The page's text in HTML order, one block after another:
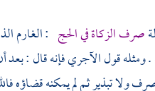
صرف الزكاة في الحج : الغارم
. ومثله قولالآجريفإنه قال : بعد
ولا تبذير ثم لم يمكنه قضاؤه